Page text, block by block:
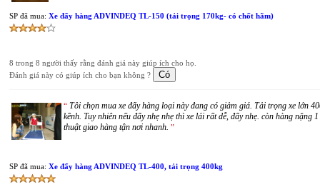
SP đã mua: Xe đẩy hàng ADVINDEQ TL-150 (tải trọng 170kg- có chốt hãm)
8 trong 8 người thấy rằng đánh giá này giúp ích cho họ.
Đánh giá này có giúp ích cho bạn không ?
“ Tôi chọn mua xe đẩy hàng loại này đang có giảm giá. Tải trọng xe lớn
kềnh. Tuy nhiên nếu đẩy nhẹ nhẹ thì xe lái rất dễ, đẩy nhẹ. còn hàng nặng
thuật giao hàng tận nơi nhanh. ”
SP đã mua: Xe đẩy hàng ADVINDEQ TL-400, tải trọng 400kg